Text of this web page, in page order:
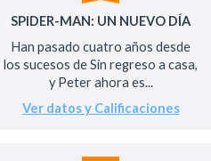
SPIDER-MAN: UN NUEVO DÍA
Han pasado cuatro años desde
los sucesos de Sin regreso a casa,
y Peter ahora es...
Ver datos y Calificaciones